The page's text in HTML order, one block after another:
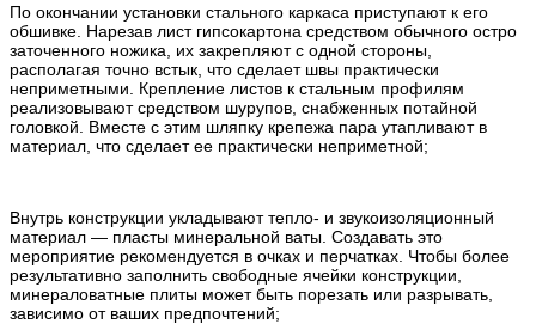
По окончании установки стального каркаса приступают к его
обшивке. Нарезав лист гипсокартона средством обычного остро
заточенного ножика, их закрепляют с одной стороны,
располагая точно встык, что сделает швы практически
неприметными. Крепление листов к стальным профилям
реализовывают средством шурупов, снабженных потайной
головкой. Вместе с этим шляпку крепежа пара утапливают в
материал, что сделает ее практически неприметной;
Внутрь конструкции укладывают тепло- и звукоизоляционный
материал — пласты минеральной ваты. Создавать это
мероприятие рекомендуется в очках и перчатках. Чтобы более
результативно заполнить свободные ячейки конструкции,
минераловатные плиты может быть порезать или разрывать,
зависимо от ваших предпочтений;